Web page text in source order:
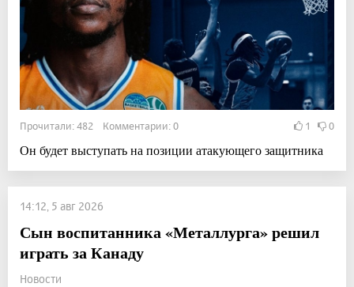
Прочитали: 482 Комментарии: 0 1 0
Он будет выступать на позиции атакующего защитника
14:12, 5 авг 2026
Сын воспитанника «Металлурга» решил
играть за Канаду
Новости